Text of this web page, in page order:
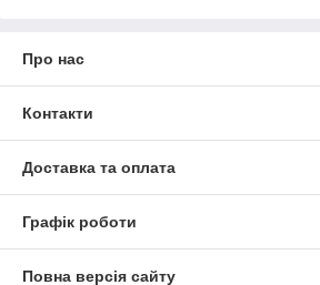
Про нас
Контакти
Доставка та оплата
Графік роботи
Повна версія сайту